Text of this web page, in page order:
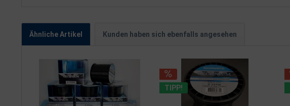
Ähnliche Artikel Kunden haben sich ebenfalls angesehen
TIPP!